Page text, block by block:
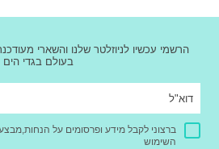
הרשמי עכשיו לניוזלטר שלנו והשארי
בעולם בגדי הים
ברצוני לקבל מידע ופרסומים על
השימוש